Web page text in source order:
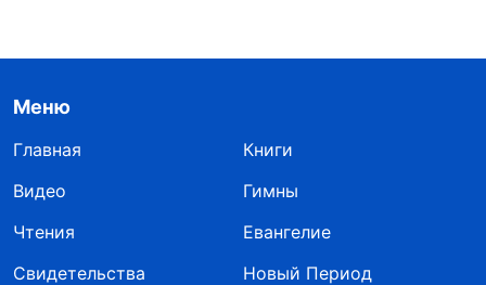
Меню
Главная
Книги
Видео
Гимны
Чтения
Евангелие
Свидетельства
Новый Период